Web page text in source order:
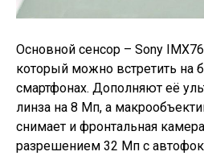
Основной сенсор – Sony
который можно встретить на
смартфонах. Дополняют её
линза на 8 Мп, а
снимает и фронтальная
разрешением 32 Мп с